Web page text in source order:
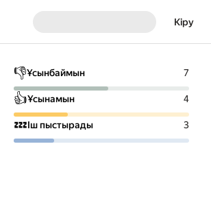
Кіру
👎Ұсынбаймын 7
👍Ұсынамын 4
💤Іш пыстырады 3